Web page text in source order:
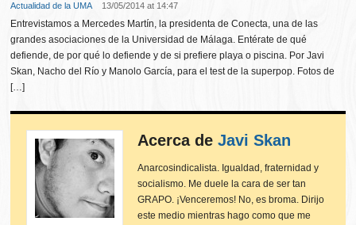
Actualidad de la UMA 13/05/2014 at 14:47
Entrevistamos a Mercedes Martín, la presidenta de Conecta, una de las
grandes asociaciones de la Universidad de Málaga. Entérate de qué
defiende, de por qué lo defiende y de si prefiere playa o piscina. Por Javi
Skan, Nacho del Río y Manolo García, para el test de la superpop. Fotos de
[…]
Acerca deJavi Skan
Anarcosindicalista. Igualdad, fraternidad y
socialismo. Me duele la cara de ser tan
GRAPO. ¡Venceremos! No, es broma. Dirijo
este medio mientras hago como que me